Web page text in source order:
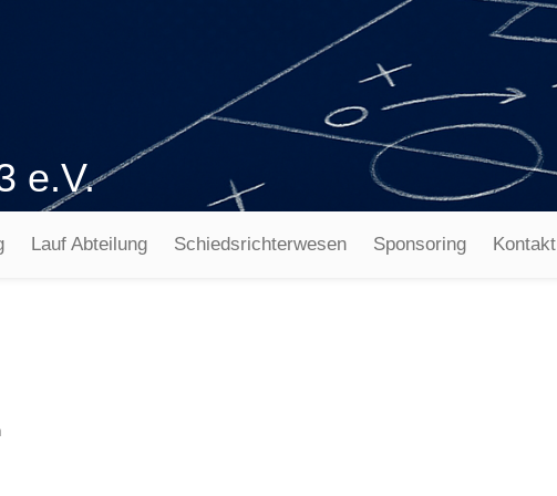
e.V.
Lauf Abteilung Schiedsrichterwesen Sponsoring Kontakt